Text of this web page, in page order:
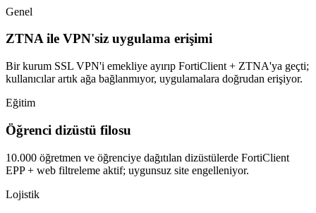
Genel
ZTNA ile VPN'siz uygulama erişimi
Bir kurum SSL VPN'i emekliye ayırıp FortiClient + ZTNA'ya geçti;
kullanıcılar artık ağa bağlanmıyor, uygulamalara doğrudan erişiyor.
Eğitim
Öğrenci dizüstü filosu
10.000 öğretmen ve öğrenciye dağıtılan dizüstülerde FortiClient
EPP + web filtreleme aktif; uygunsuz site engelleniyor.
Lojistik